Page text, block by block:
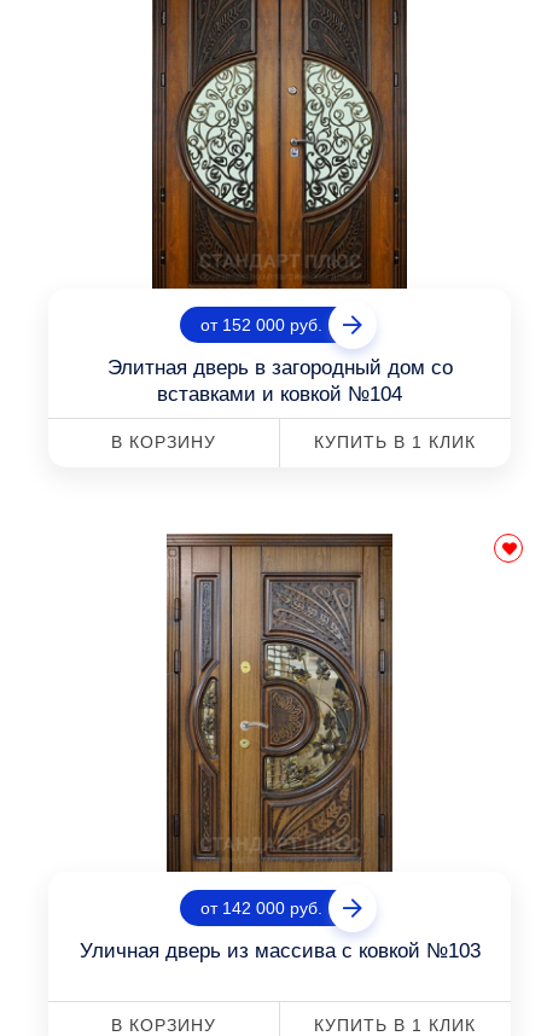
от 152 000 руб.
Элитная дверь в загородный дом со
вставками и ковкой №104
В КОРЗИНУ КУПИТЬ В 1 КЛИК
от 142 000 руб.
Уличная дверь из массива с ковкой №103
В КОРЗИНУ КУПИТЬ В 1 КЛИК